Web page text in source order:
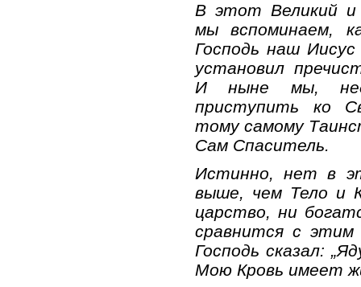
В этот Великий и
мы вспоминаем,
Господь наш
установил
И ныне мы,
приступить ко
тому самому
Сам Спаситель.
Истинно, нет в
выше, чем Тело и
царство, ни
сравнится с
Господь сказал:
Мою Кровь имеет